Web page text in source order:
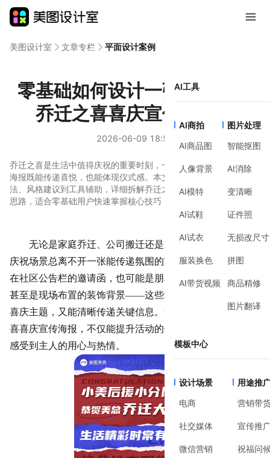
AI工具
AI商拍
AI商品图
人像背景
AI模特
AI试鞋
AI试衣
服装换色
AI带货视频
图片处理
智能抠图
AI消除
变清晰
证件照
无损改尺寸
拼图
商品精修
图片翻译
模板中心
设计场景
电商
社交媒体
微信营销
用途推
营销带
宣传推
祝福问
美图设计室 文章专栏 平面设计案例
零基础如何设计一张有氛围的
乔迁之喜喜庆宣传海报？
2026-06-09 18:59
乔迁之喜是生活中值得庆祝的重要时刻，一张精心设计的喜庆宣传
海报既能传递喜悦，也能体现仪式感。本文从前期准备、制作方
法、风格建议到工具辅助，详细拆解乔迁之喜喜庆宣传海报的设计
思路，适合零基础用户快速掌握核心技巧，轻松完成专业级海报。
无论是家庭乔迁、公司搬迁还是新店开业， 乔迁之喜的
庆祝场景总离不开一张能传递氛围的宣传海报。它可能是贴
在社区公告栏的邀请函，也可能是朋友圈分享的电子海报，
甚至是现场布置的装饰背景——这些场景都要求海报既符合
喜庆主题，又能清晰传递关键信息。一张设计得当的乔迁之
喜喜庆宣传海报，不仅能提升活动的仪式感，还能让参与者
感受到主人的用心与热情。